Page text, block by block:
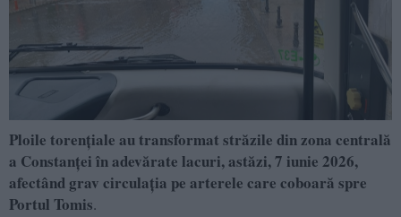
Ploile torențiale au transformat străzile din zona centrală
a Constanței în adevărate lacuri, astăzi, 7 iunie 2026,
afectând grav circulația pe arterele care coboară spre
Portul Tomis.